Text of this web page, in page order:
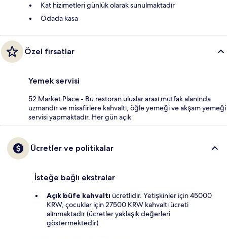
Kat hizimetleri günlük olarak sunulmaktadır
Odada kasa
Özel fırsatlar
Yemek servisi
52 Market Place - Bu restoran uluslar arası mutfak alanında
uzmandır ve misafirlere kahvaltı, öğle yemeği ve akşam yemeği
servisi yapmaktadır. Her gün açık
Ücretler ve politikalar
İsteğe bağlı ekstralar
Açık büfe kahvaltı ücretlidir. Yetişkinler için 45000
KRW, çocuklar için 27500 KRW kahvaltı ücreti
alınmaktadır (ücretler yaklaşık değerleri
göstermektedir)